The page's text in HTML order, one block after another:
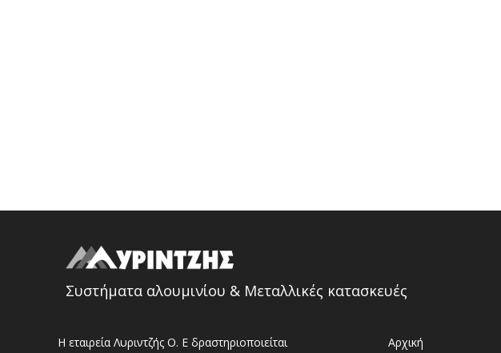
Συστήματα αλουμινίου & Μεταλλικές κατασκευές
Η εταιρεία Λυριντζής Ο. Ε δραστηριοποιείται
Αρχική